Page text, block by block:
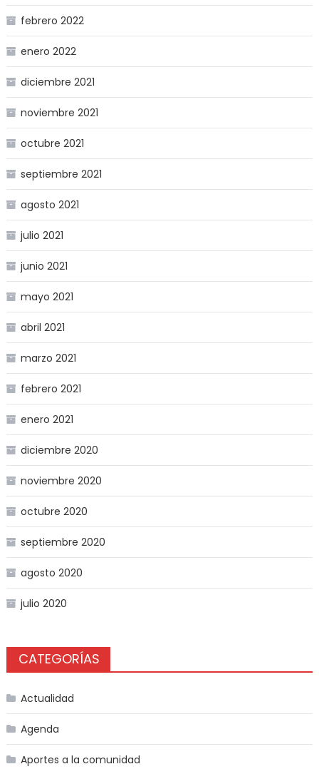
febrero 2022
enero 2022
diciembre 2021
noviembre 2021
octubre 2021
septiembre 2021
agosto 2021
julio 2021
junio 2021
mayo 2021
abril 2021
marzo 2021
febrero 2021
enero 2021
diciembre 2020
noviembre 2020
octubre 2020
septiembre 2020
agosto 2020
julio 2020
CATEGORÍAS
Actualidad
Agenda
Aportes a la comunidad